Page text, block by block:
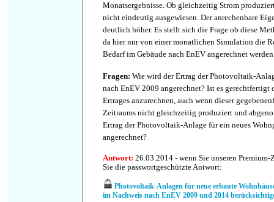
Monatsergebnisse. Ob gleichzeitig Strom
nicht eindeutig ausgewiesen. Der anrechenbare
deutlich höher. Es stellt sich die Frage ob diese
da hier nur von einer monatlichen Simulation die
Bedarf im Gebäude nach EnEV angerechnet
Fragen: Wie wird der Ertrag der Photovoltaik-
nach EnEV 2009 angerechnet? Ist es gerechtfertigt
Ertrages anzurechnen, auch wenn dieser
Zeitraums nicht gleichzeitig produziert und
Ertrag der Photovoltaik-Anlage für ein neues
angerechnet?
Antwort: 26.03.2014 - wenn Sie unseren
Sie die passwortgeschützte Antwort:
Photovoltaik-Anlagen für neue erbaute
im Nachweis nach EnEV 2009 und 2014